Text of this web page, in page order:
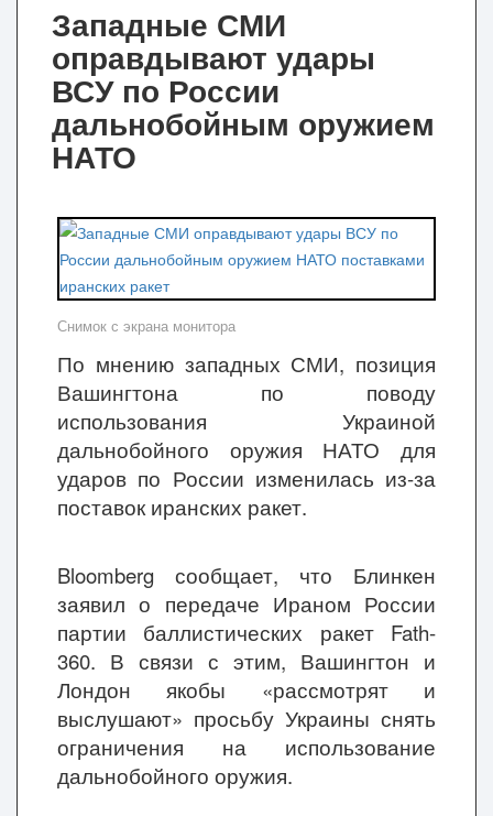
Западные СМИ
оправдывают удары
ВСУ по России
дальнобойным оружием
НАТО
Снимок с экрана монитора
По мнению западных СМИ, позиция
Вашингтона по поводу
использования Украиной
дальнобойного оружия НАТО для
ударов по России изменилась из-за
поставок иранских ракет.
Bloomberg сообщает, что Блинкен
заявил о передаче Ираном России
партии баллистических ракет Fath-
360. В связи с этим, Вашингтон и
Лондон якобы «рассмотрят и
выслушают» просьбу Украины снять
ограничения на использование
дальнобойного оружия.